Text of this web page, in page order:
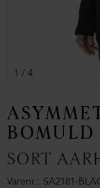
1 / 4
BOMULD
SORT
Varenr. SA2181-